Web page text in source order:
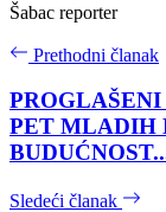
Šabac reporter
Prethodni članak
PET MLADIH
Sledeći članak